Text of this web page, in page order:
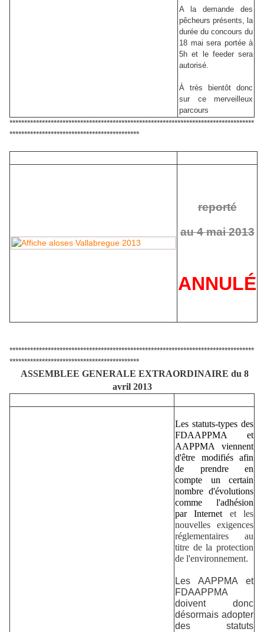
A la demande des
pêcheurs présents, la
durée du concours du
18 mai sera portée à
5h et le feeder sera
autorisé.
À très bientôt donc
sur ce merveilleux
parcours
***********************************************************************************
********************************************
reporté
au 4 mai 2013
ANNULÉ
***********************************************************************************
********************************************
ASSEMBLEE GENERALE EXTRAORDINAIRE du 8
avril 2013
Les statuts-types des
FDAAPPMA et
AAPPMA viennent
d'être modifiés afin
de prendre en
compte un certain
nombre d'évolutions
comme
l'adhésion
par Internet
et les
nouvelles exigences
réglementaires au
titre de la protection
de l'environnement.
Les AAPPMA et
FDAAPPMA
doivent donc
désormais adopter
des statuts